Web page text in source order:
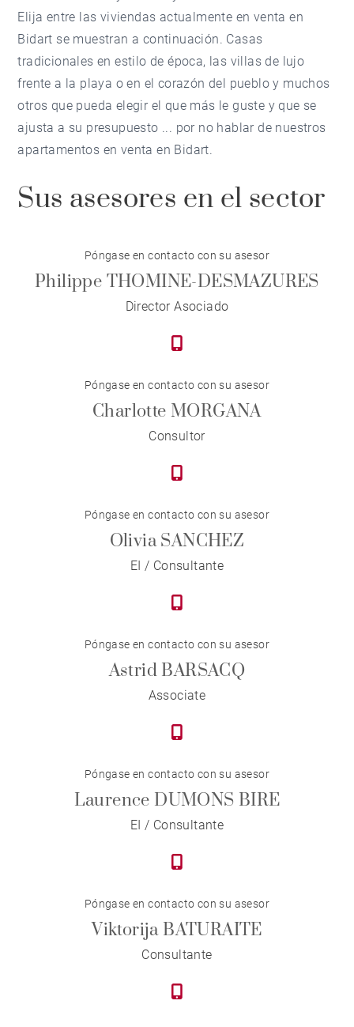
Elija entre las viviendas actualmente en venta en
Bidart se muestran a continuación. Casas
tradicionales en estilo de época, las villas de lujo
frente a la playa o en el corazón del pueblo y muchos
otros que pueda elegir el que más le guste y que se
ajusta a su presupuesto ... por no hablar de nuestros
apartamentos en venta en Bidart.
Sus asesores en el sector
Póngase en contacto con su asesor
Philippe THOMINE-DESMAZURES
Director Asociado
Póngase en contacto con su asesor
Charlotte MORGANA
Consultor
Póngase en contacto con su asesor
Olivia SANCHEZ
EI / Consultante
Póngase en contacto con su asesor
Astrid BARSACQ
Associate
Póngase en contacto con su asesor
Laurence DUMONS BIRE
EI / Consultante
Póngase en contacto con su asesor
Viktorija BATURAITE
Consultante